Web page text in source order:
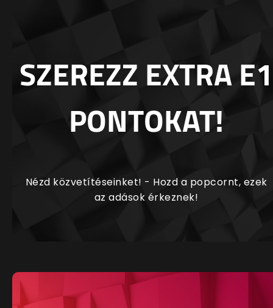
SZEREZZ EXTRA E1
PONTOKAT!
Nézd közvetítéseinket! - Hozd a popcornt, ezek
az adások érkeznek!